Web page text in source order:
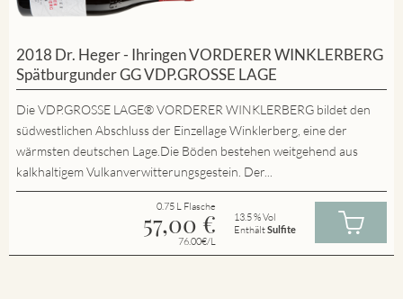
2018 Dr. Heger - Ihringen VORDERER WINKLERBERG
Spätburgunder GG VDP.GROSSE LAGE
Die VDP.GROSSE LAGE® VORDERER WINKLERBERG bildet den
südwestlichen Abschluss der Einzellage Winklerberg, eine der
wärmsten deutschen Lage.Die Böden bestehen weitgehend aus
kalkhaltigem Vulkanverwitterungsgestein. Der...
0.75 L Flasche
57,00 €
76.00€/L
13.5 % Vol
EnthältSulfite